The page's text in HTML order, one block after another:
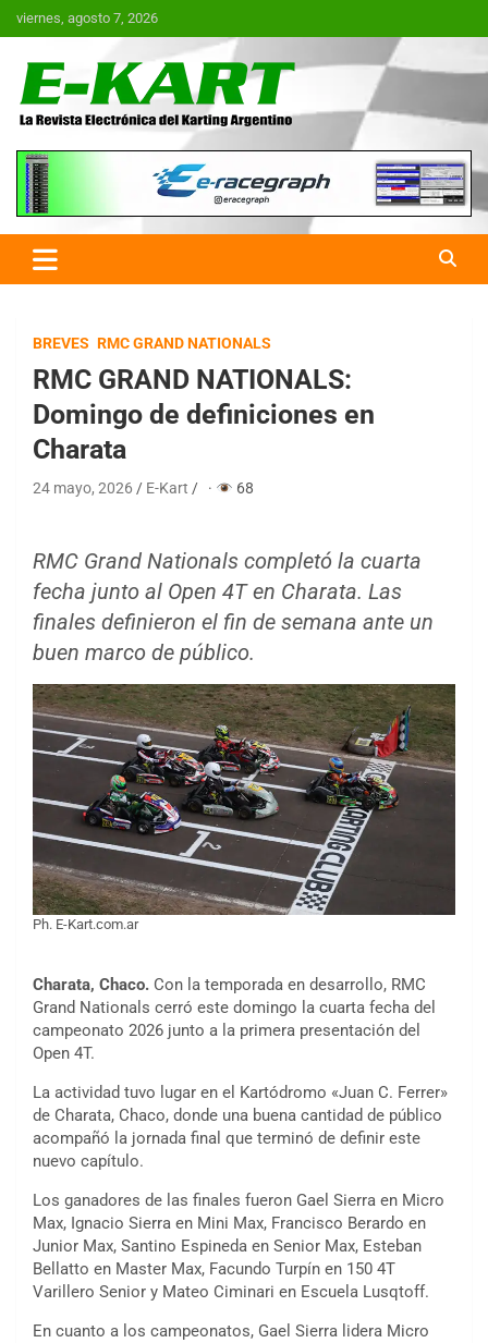
Saltar
al
viernes, agosto 7, 2026
E-Kart.com.ar | La Revista
Electrónica del Karting en
Argentina
BREVES RMC GRAND NATIONALS
RMC GRAND NATIONALS:
Domingo de definiciones en
Charata
24 mayo, 2026 E-Kart · 68
RMC Grand Nationals completó la cuarta
fecha junto al Open 4T en Charata. Las
finales definieron el fin de semana ante un
buen marco de público.
Ph. E-Kart.com.ar
Charata, Chaco. Con la temporada en desarrollo, RMC
Grand Nationals cerró este domingo la cuarta fecha del
campeonato 2026 junto a la primera presentación del
Open 4T.
La actividad tuvo lugar en el Kartódromo «Juan C. Ferrer»
de Charata, Chaco, donde una buena cantidad de público
acompañó la jornada final que terminó de definir este
nuevo capítulo.
Los ganadores de las finales fueron Gael Sierra en Micro
Max, Ignacio Sierra en Mini Max, Francisco Berardo en
Junior Max, Santino Espineda en Senior Max, Esteban
Bellatto en Master Max, Facundo Turpín en 150 4T
Varillero Senior y Mateo Ciminari en Escuela Lusqtoff.
En cuanto a los campeonatos, Gael Sierra lidera Micro